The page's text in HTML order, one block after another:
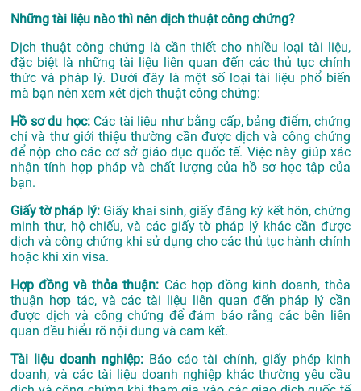
Những tài liệu nào thì nên dịch thuật công chứng?
Dịch thuật công chứng là cần thiết cho nhiều loại tài liệu,
đặc biệt là những tài liệu liên quan đến các thủ tục chính
thức và pháp lý. Dưới đây là một số loại tài liệu phổ biến
mà bạn nên xem xét dịch thuật công chứng:
Hồ sơ du học:Các tài liệu như bằng cấp, bảng điểm, chứng
chỉ và thư giới thiệu thường cần được dịch và công chứng
để nộp cho các cơ sở giáo dục quốc tế. Việc này giúp xác
nhận tính hợp pháp và chất lượng của hồ sơ học tập của
bạn.
Giấy tờ pháp lý:Giấy khai sinh, giấy đăng ký kết hôn, chứng
minh thư, hộ chiếu, và các giấy tờ pháp lý khác cần được
dịch và công chứng khi sử dụng cho các thủ tục hành chính
hoặc khi xin visa.
Hợp đồng và thỏa thuận: Các hợp đồng kinh doanh, thỏa
thuận hợp tác, và các tài liệu liên quan đến pháp lý cần
được dịch và công chứng để đảm bảo rằng các bên liên
quan đều hiểu rõ nội dung và cam kết.
Tài liệu doanh nghiệp:Báo cáo tài chính, giấy phép kinh
doanh, và các tài liệu doanh nghiệp khác thường yêu cầu